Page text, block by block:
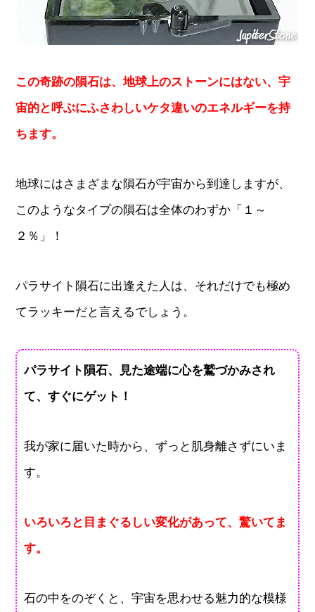
この奇跡の隕石は、地球上のストーンにはない、宇
宙的と呼ぶにふさわしいケタ違いのエネルギーを持
ちます。
地球にはさまざまな隕石が宇宙から到達しますが、
このようなタイプの隕石は全体のわずか「１～
２％」！
パラサイト隕石に出逢えた人は、それだけでも極め
てラッキーだと言えるでしょう。
パラサイト隕石、見た途端に心を鷲づかみされ
て、すぐにゲット！
我が家に届いた時から、ずっと肌身離さずにいま
す。
いろいろと目まぐるしい変化があって、驚いてま
す。
石の中をのぞくと、宇宙を思わせる魅力的な模様